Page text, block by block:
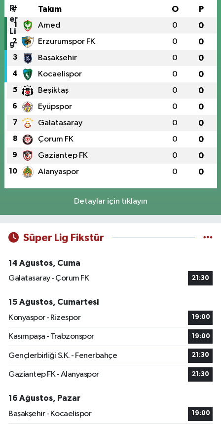
# Takım O P
1 Amed 0 0
2 Erzurumspor FK 0 0
3 Başakşehir 0 0
4 Kocaelispor 0 0
5 Beşiktaş 0 0
6 Eyüpspor 0 0
7 Galatasaray 0 0
8 Çorum FK 0 0
9 Gaziantep FK 0 0
10 Alanyaspor 0 0
Detaylar için tıklayın
Süper Lig Fikstür
14 Ağustos, Cuma
Galatasaray - Çorum FK
21:30
15 Ağustos, Cumartesi
Konyaspor - Rizespor
19:00
Kasımpaşa - Trabzonspor 19:00
Gençlerbirliği S.K. - Fenerbahçe 21:30
Gaziantep FK - Alanyaspor 21:30
16 Ağustos, Pazar
Başakşehir - Kocaelispor
19:00